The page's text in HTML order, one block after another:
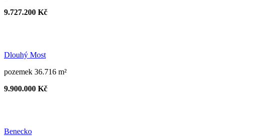
9.727.200 Kč
Dlouhý Most
pozemek 36.716 m²
9.900.000 Kč
Benecko